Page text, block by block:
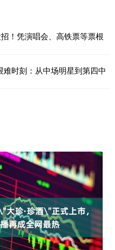
！凭演唱会、高铁票等票根
时刻：从中场明星到第四中